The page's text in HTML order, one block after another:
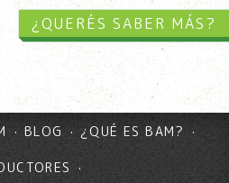
¿QUERÉS SABER MÁS?
BLOG ¿QUÉ ES BAM?